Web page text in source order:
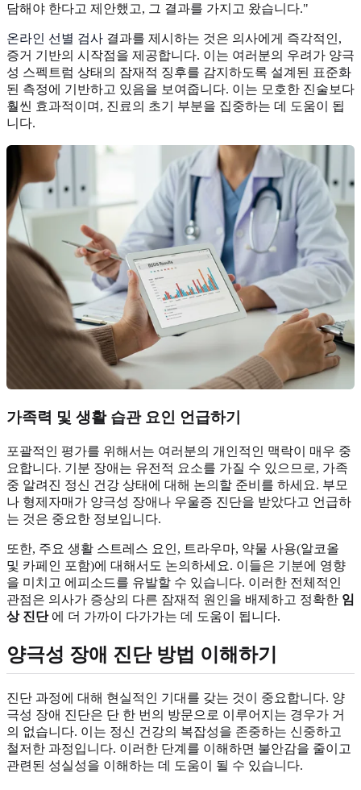
담해야 한다고 제안했고, 그 결과를 가지고 왔습니다."
온라인 선별 검사 결과를 제시하는 것은 의사에게 즉각적인,
증거 기반의 시작점을 제공합니다. 이는 여러분의 우려가 양극
성 스펙트럼 상태의 잠재적 징후를 감지하도록 설계된 표준화
된 측정에 기반하고 있음을 보여줍니다. 이는 모호한 진술보다
훨씬 효과적이며, 진료의 초기 부분을 집중하는 데 도움이 됩
니다.
가족력 및 생활 습관 요인 언급하기
포괄적인 평가를 위해서는 여러분의 개인적인 맥락이 매우 중
요합니다. 기분 장애는 유전적 요소를 가질 수 있으므로, 가족
중 알려진 정신 건강 상태에 대해 논의할 준비를 하세요. 부모
나 형제자매가 양극성 장애나 우울증 진단을 받았다고 언급하
는 것은 중요한 정보입니다.
또한, 주요 생활 스트레스 요인, 트라우마, 약물 사용(알코올
및 카페인 포함)에 대해서도 논의하세요. 이들은 기분에 영향
을 미치고 에피소드를 유발할 수 있습니다. 이러한 전체적인
관점은 의사가 증상의 다른 잠재적 원인을 배제하고 정확한 임
상 진단에 더 가까이 다가가는 데 도움이 됩니다.
양극성 장애 진단 방법 이해하기
진단 과정에 대해 현실적인 기대를 갖는 것이 중요합니다. 양
극성 장애 진단은 단 한 번의 방문으로 이루어지는 경우가 거
의 없습니다. 이는 정신 건강의 복잡성을 존중하는 신중하고
철저한 과정입니다. 이러한 단계를 이해하면 불안감을 줄이고
관련된 성실성을 이해하는 데 도움이 될 수 있습니다.